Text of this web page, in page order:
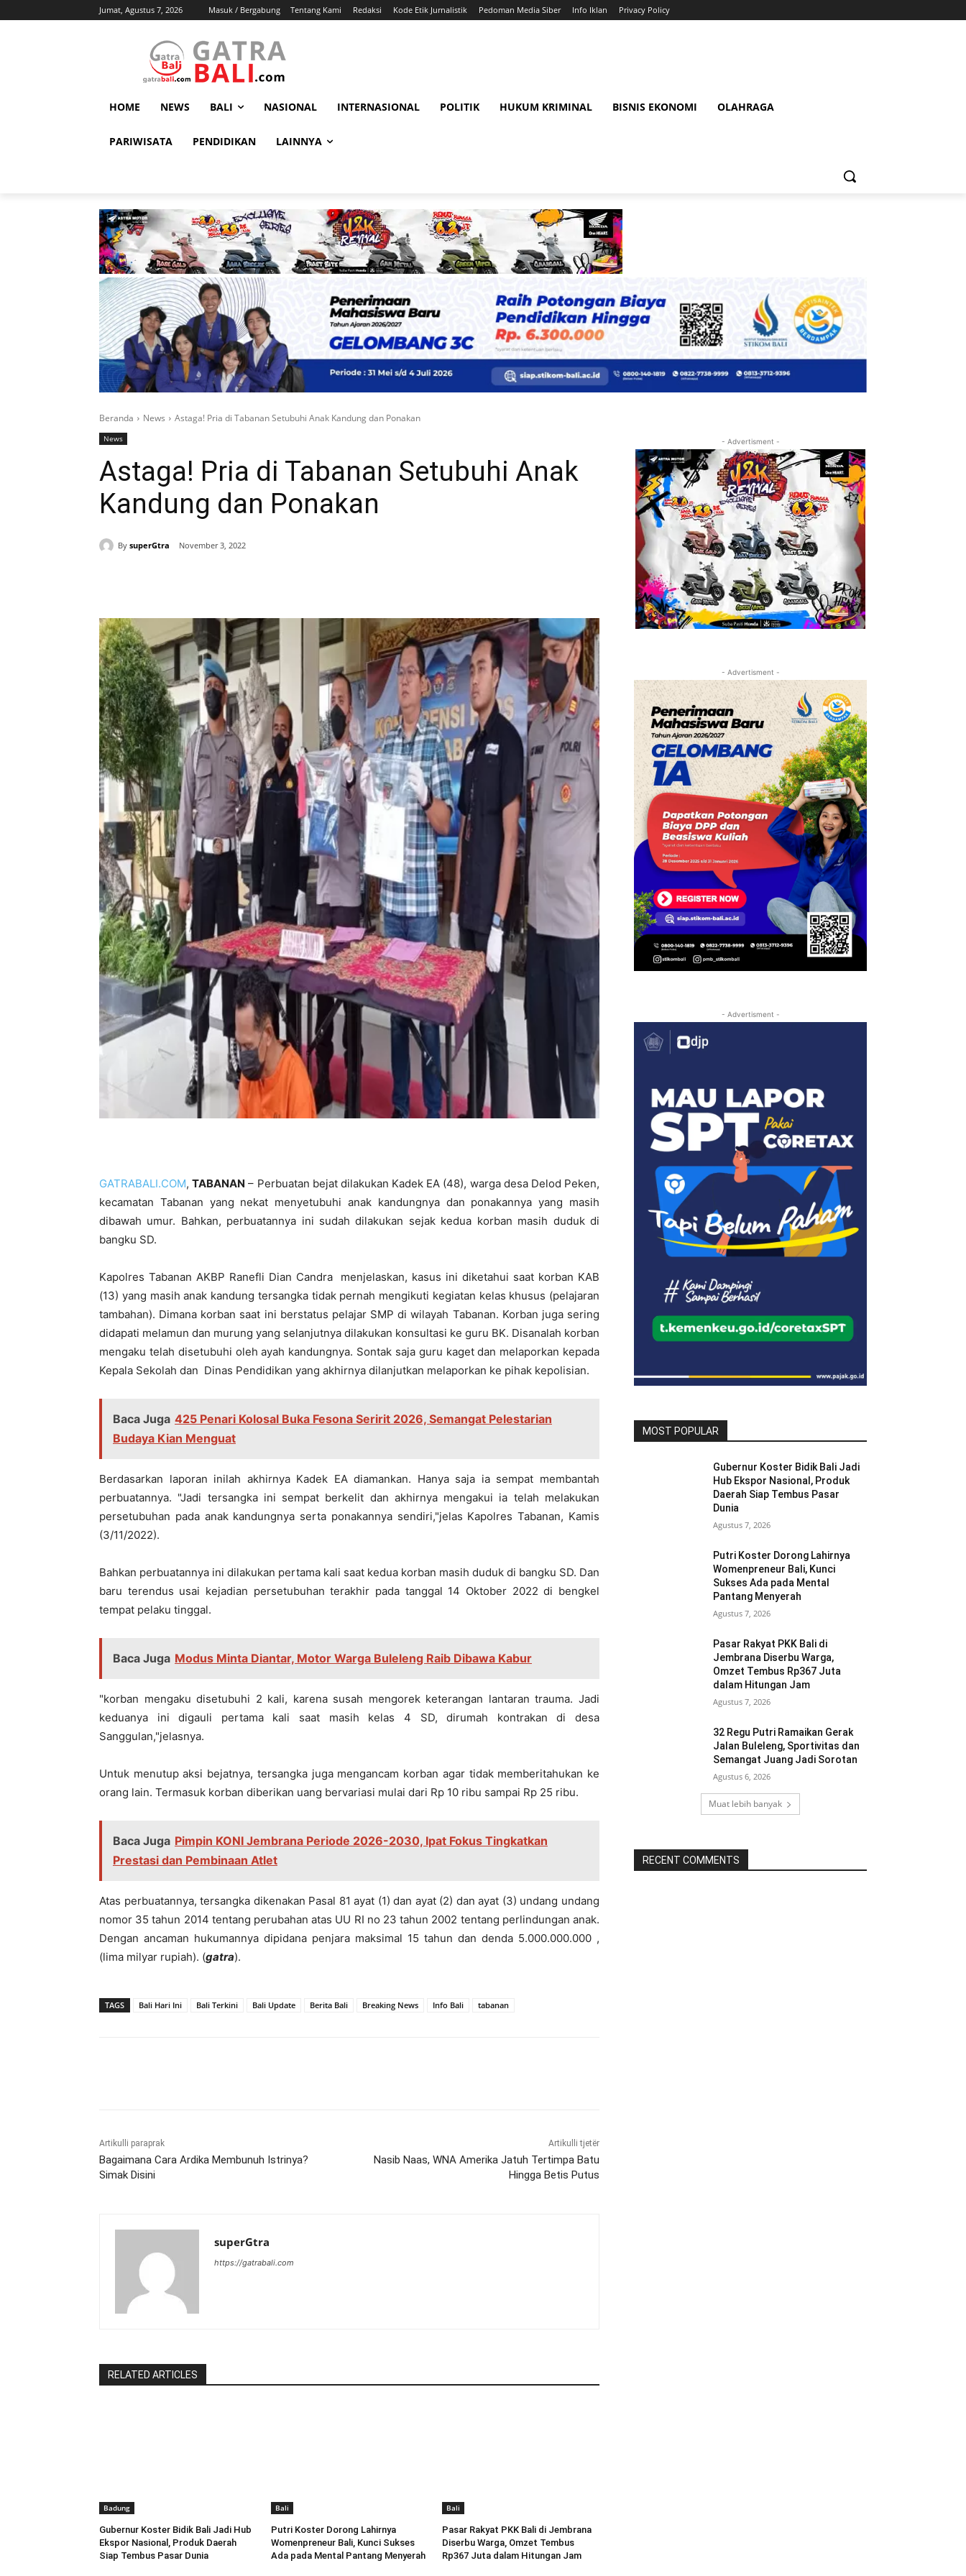
Jumat, Agustus 7, 2026 Masuk / Bergabung Tentang Kami Redaksi Kode Etik Jurnalistik Pedoman Media Siber Info Iklan Privacy Policy
HOME NEWS BALI NASIONAL INTERNASIONAL POLITIK HUKUM KRIMINAL BISNIS EKONOMI OLAHRAGA
PARIWISATA PENDIDIKAN LAINNYA
Beranda News Astaga! Pria di Tabanan Setubuhi Anak Kandung dan Ponakan
News
Astaga! Pria di Tabanan Setubuhi Anak
Kandung dan Ponakan
By superGtra November 3, 2022
GATRABALI.COM,TABANAN – Perbuatan bejat dilakukan Kadek EA (48), warga desa Delod Peken,
kecamatan Tabanan yang nekat menyetubuhi anak kandungnya dan ponakannya yang masih
dibawah umur. Bahkan, perbuatannya ini sudah dilakukan sejak kedua korban masih duduk di
bangku SD.
Kapolres Tabanan AKBP Ranefli Dian Candra menjelaskan, kasus ini diketahui saat korban KAB
(13) yang masih anak kandung tersangka tidak pernah mengikuti kegiatan kelas khusus (pelajaran
tambahan). Dimana korban saat ini berstatus pelajar SMP di wilayah Tabanan. Korban juga sering
didapati melamun dan murung yang selanjutnya dilakukan konsultasi ke guru BK. Disanalah korban
mengaku telah disetubuhi oleh ayah kandungnya. Sontak saja guru kaget dan melaporkan kepada
Kepala Sekolah dan Dinas Pendidikan yang akhirnya dilanjutkan melaporkan ke pihak kepolisian.
Baca Juga 425 Penari Kolosal Buka Fesona Seririt 2026, Semangat Pelestarian
Budaya Kian Menguat
Berdasarkan laporan inilah akhirnya Kadek EA diamankan. Hanya saja ia sempat membantah
perbuatannya. "Jadi tersangka ini sempat berkelit dan akhirnya mengakui ia telah melakukan
persetubuhan pada anak kandungnya serta ponakannya sendiri,"jelas Kapolres Tabanan, Kamis
(3/11/2022).
Bahkan perbuatannya ini dilakukan pertama kali saat kedua korban masih duduk di bangku SD. Dan
baru terendus usai kejadian persetubuhan terakhir pada tanggal 14 Oktober 2022 di bengkel
tempat pelaku tinggal.
Baca Juga Modus Minta Diantar, Motor Warga Buleleng Raib Dibawa Kabur
"korban mengaku disetubuhi 2 kali, karena susah mengorek keterangan lantaran trauma. Jadi
keduanya ini digauli pertama kali saat masih kelas 4 SD, dirumah kontrakan di desa
Sanggulan,"jelasnya.
Untuk menutup aksi bejatnya, tersangka juga mengancam korban agar tidak memberitahukan ke
orang lain. Termasuk korban diberikan uang bervariasi mulai dari Rp 10 ribu sampai Rp 25 ribu.
Baca Juga Pimpin KONI Jembrana Periode 2026-2030, Ipat Fokus Tingkatkan
Prestasi dan Pembinaan Atlet
Atas perbuatannya, tersangka dikenakan Pasal 81 ayat (1) dan ayat (2) dan ayat (3) undang undang
nomor 35 tahun 2014 tentang perubahan atas UU RI no 23 tahun 2002 tentang perlindungan anak.
Dengan ancaman hukumannya dipidana penjara maksimal 15 tahun dan denda 5.000.000.000 ,
(lima milyar rupiah). (gatra).
TAGS Bali Hari Ini Bali Terkini Bali Update Berita Bali Breaking News Info Bali tabanan
Artikulli paraprak
Bagaimana Cara Ardika Membunuh Istrinya?
Simak Disini
Artikulli tjetër
Nasib Naas, WNA Amerika Jatuh Tertimpa Batu
Hingga Betis Putus
superGtra
https://gatrabali.com
RELATED ARTICLES
Badung
Gubernur Koster Bidik Bali Jadi Hub
Ekspor Nasional, Produk Daerah
Siap Tembus Pasar Dunia
Bali
Putri Koster Dorong Lahirnya
Womenpreneur Bali, Kunci Sukses
Ada pada Mental Pantang Menyerah
Bali
Pasar Rakyat PKK Bali di Jembrana
Diserbu Warga, Omzet Tembus
Rp367 Juta dalam Hitungan Jam
- Advertisment -
- Advertisment -
- Advertisment -
MOST POPULAR
Gubernur Koster Bidik Bali Jadi
Hub Ekspor Nasional, Produk
Daerah Siap Tembus Pasar
Dunia
Agustus 7, 2026
Putri Koster Dorong Lahirnya
Womenpreneur Bali, Kunci
Sukses Ada pada Mental
Pantang Menyerah
Agustus 7, 2026
Pasar Rakyat PKK Bali di
Jembrana Diserbu Warga,
Omzet Tembus Rp367 Juta
dalam Hitungan Jam
Agustus 7, 2026
32 Regu Putri Ramaikan Gerak
Jalan Buleleng, Sportivitas dan
Semangat Juang Jadi Sorotan
Agustus 6, 2026
Muat lebih banyak
RECENT COMMENTS